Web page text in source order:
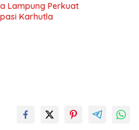
Lampung Perkuat
Karhutla